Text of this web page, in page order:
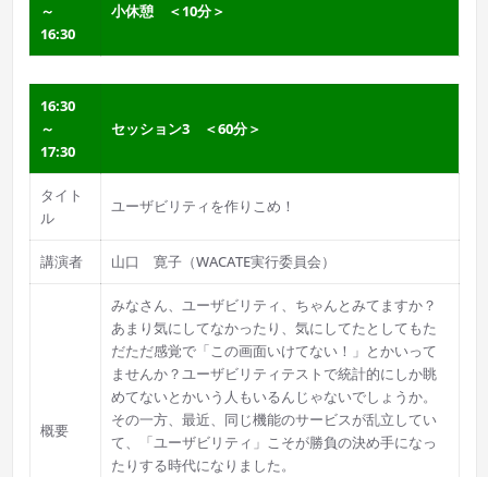
～
16:30
小休憩 ＜10分＞
16:30
～
17:30
セッション3 ＜60分＞
タイト
ル
ユーザビリティを作りこめ！
講演者 山口 寛子（WACATE実行委員会）
概要
みなさん、ユーザビリティ、ちゃんとみてますか？
あまり気にしてなかったり、気にしてたとしてもた
だただ感覚で「この画面いけてない！」とかいって
ませんか？ユーザビリティテストで統計的にしか眺
めてないとかいう人もいるんじゃないでしょうか。
その一方、最近、同じ機能のサービスが乱立してい
て、「ユーザビリティ」こそが勝負の決め手になっ
たりする時代になりました。